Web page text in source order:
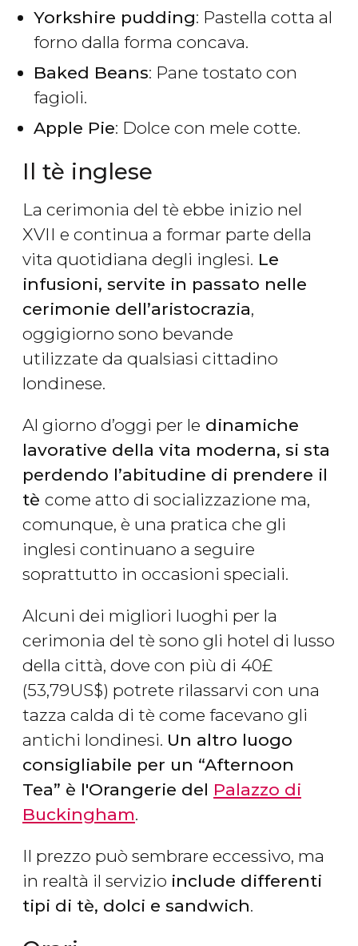
Yorkshire pudding: Pastella cotta al
forno dalla forma concava.
Baked Beans: Pane tostato con
fagioli.
Apple Pie: Dolce con mele cotte.
Il tè inglese
La cerimonia del tè ebbe inizio nel
XVII e continua a formar parte della
vita quotidiana degli inglesi. Le
infusioni, servite in passato nelle
cerimonie dell’aristocrazia,
oggigiorno sono bevande
utilizzate da qualsiasi cittadino
londinese.
Al giorno d’oggi per le dinamiche
lavorative della vita moderna, si sta
perdendo l’abitudine di prendere il
tè come atto di socializzazione ma,
comunque, è una pratica che gli
inglesi continuano a seguire
soprattutto in occasioni speciali.
Alcuni dei migliori luoghi per la
cerimonia del tè sono gli hotel di lusso
della città, dove con più di 40£
(53,79US$) potrete rilassarvi con una
tazza calda di tè come facevano gli
antichi londinesi. Un altro luogo
consigliabile per un “Afternoon
Tea” è l'Orangerie del Palazzo di
Buckingham.
Il prezzo può sembrare eccessivo, ma
in realtà il servizio include differenti
tipi di tè, dolci e sandwich.